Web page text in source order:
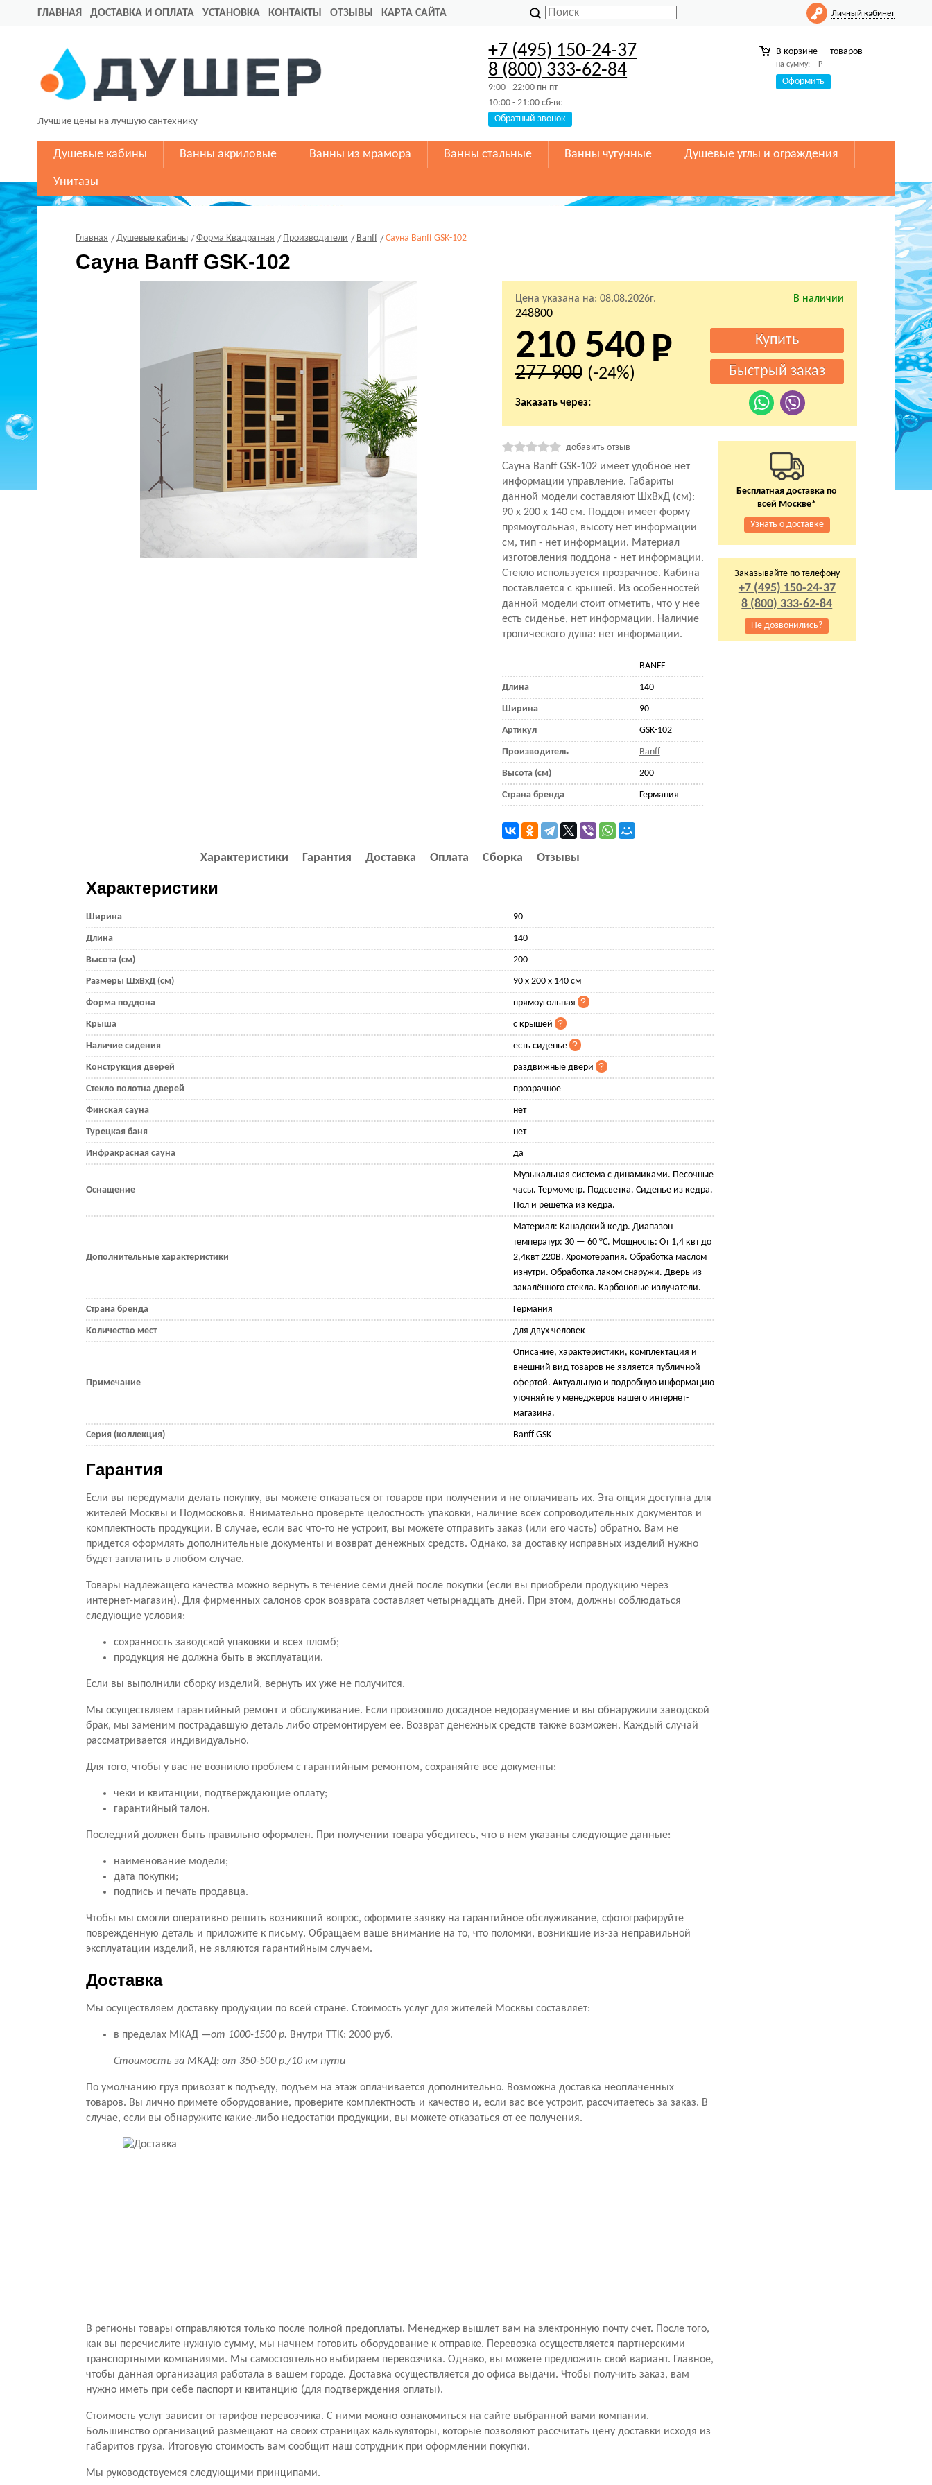
ГЛАВНАЯ ДОСТАВКА И ОПЛАТА УСТАНОВКА КОНТАКТЫ ОТЗЫВЫ КАРТА САЙТА Личный кабинет
Лучшие цены на лучшую сантехнику
+7 (495) 150-24-37
8 (800) 333-62-84
9:00 - 22:00 пн-пт
10:00 - 21:00 сб-вс
Обратный звонок
В корзине товаров
на сумму: Р
Оформить
Душевые кабины Ванны акриловые Ванны из мрамора Ванны стальные Ванны чугунные Душевые углы и ограждения
Унитазы
Главная Душевые кабины Форма Квадратная Производители Banff Сауна Banff GSK-102
Сауна Banff GSK-102
Цена указана на: 08.08.2026г. В наличии
248800
210 540
277 900 (-24%)
Заказать через:
добавить отзыв
Сауна Banff GSK-102 имеет удобное нет
информации управление. Габариты
данной модели составляют ШхВхД (см):
90 х 200 х 140 см. Поддон имеет форму
прямоугольная, высоту нет информации
см, тип - нет информации. Материал
изготовления поддона - нет информации.
Стекло используется прозрачное. Кабина
поставляется с крышей. Из особенностей
данной модели стоит отметить, что у нее
есть сиденье, нет информации. Наличие
тропического душа: нет информации.
BANFF
Длина 140
Ширина 90
Артикул GSK-102
Производитель Banff
Высота (см) 200
Страна бренда Германия
Характеристики Гарантия Доставка Оплата Сборка Отзывы
Характеристики
Ширина 90
Длина 140
Высота (см) 200
Размеры ШхВхД (см) 90 х 200 х 140 см
Форма поддона прямоугольная
Крыша с крышей
Наличие сидения есть сиденье
Конструкция дверей раздвижные двери
Стекло полотна дверей прозрачное
Финская сауна нет
Турецкая баня нет
Инфракрасная сауна да
Оснащение
Музыкальная система с динамиками. Песочные
часы. Термометр. Подсветка. Сиденье из кедра.
Пол и решётка из кедра.
Дополнительные характеристики
Материал: Канадский кедр. Диапазон
температур: 30 — 60 °C. Мощность: От 1,4 квт до
2,4квт 220В. Хромотерапия. Обработка маслом
изнутри. Обработка лаком снаружи. Дверь из
закалённого стекла. Карбоновые излучатели.
Страна бренда Германия
Количество мест для двух человек
Примечание
Описание, характеристики, комплектация и
внешний вид товаров не является публичной
офертой. Актуальную и подробную информацию
уточняйте у менеджеров нашего интернет-
магазина.
Серия (коллекция) Banff GSK
Гарантия
Если вы передумали делать покупку, вы можете отказаться от товаров при получении и не оплачивать их. Эта опция доступна для
жителей Москвы и Подмосковья. Внимательно проверьте целостность упаковки, наличие всех сопроводительных документов и
комплектность продукции. В случае, если вас что-то не устроит, вы можете отправить заказ (или его часть) обратно. Вам не
придется оформлять дополнительные документы и возврат денежных средств. Однако, за доставку исправных изделий нужно
будет заплатить в любом случае.
Товары надлежащего качества можно вернуть в течение семи дней после покупки (если вы приобрели продукцию через
интернет-магазин). Для фирменных салонов срок возврата составляет четырнадцать дней. При этом, должны соблюдаться
следующие условия:
сохранность заводской упаковки и всех пломб;
продукция не должна быть в эксплуатации.
Если вы выполнили сборку изделий, вернуть их уже не получится.
Мы осуществляем гарантийный ремонт и обслуживание. Если произошло досадное недоразумение и вы обнаружили заводской
брак, мы заменим пострадавшую деталь либо отремонтируем ее. Возврат денежных средств также возможен. Каждый случай
рассматривается индивидуально.
Для того, чтобы у вас не возникло проблем с гарантийным ремонтом, сохраняйте все документы:
чеки и квитанции, подтверждающие оплату;
гарантийный талон.
Последний должен быть правильно оформлен. При получении товара убедитесь, что в нем указаны следующие данные:
наименование модели;
дата покупки;
подпись и печать продавца.
Чтобы мы смогли оперативно решить возникший вопрос, оформите заявку на гарантийное обслуживание, сфотографируйте
поврежденную деталь и приложите к письму. Обращаем ваше внимание на то, что поломки, возникшие из-за неправильной
эксплуатации изделий, не являются гарантийным случаем.
Доставка
Мы осуществляем доставку продукции по всей стране. Стоимость услуг для жителей Москвы составляет:
в пределах МКАД —от 1000-1500 р. Внутри ТТК: 2000 руб.
Стоимость за МКАД: от 350-500 р./10 км пути
По умолчанию груз привозят к подъеду, подъем на этаж оплачивается дополнительно. Возможна доставка неоплаченных
товаров. Вы лично примете оборудование, проверите комплектность и качество и, если вас все устроит, рассчитаетесь за заказ. В
случае, если вы обнаружите какие-либо недостатки продукции, вы можете отказаться от ее получения.
В регионы товары отправляются только после полной предоплаты. Менеджер вышлет вам на электронную почту счет. После того,
как вы перечислите нужную сумму, мы начнем готовить оборудование к отправке. Перевозка осуществляется партнерскими
транспортными компаниями. Мы самостоятельно выбираем перевозчика. Однако, вы можете предложить свой вариант. Главное,
чтобы данная организация работала в вашем городе. Доставка осуществляется до офиса выдачи. Чтобы получить заказ, вам
нужно иметь при себе паспорт и квитанцию (для подтверждения оплаты).
Стоимость услуг зависит от тарифов перевозчика. С ними можно ознакомиться на сайте выбранной вами компании.
Большинство организаций размещают на своих страницах калькуляторы, которые позволяют рассчитать цену доставки исходя из
габаритов груза. Итоговую стоимость вам сообщит наш сотрудник при оформлении покупки.
Мы руководствуемся следующими принципами.
Бесплатная доставка по
всей Москве*
Узнать о доставке
Заказывайте по телефону
+7 (495) 150-24-37
8 (800) 333-62-84
Не дозвонились?